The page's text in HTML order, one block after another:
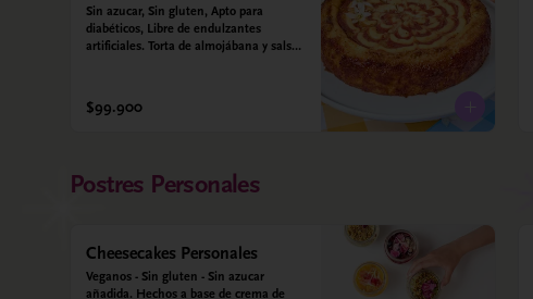
Sin azucar, Sin gluten, Apto para
diabéticos, Libre de endulzantes
artificiales. Torta de almojábana y salsa
queso campesino, alulosa, leche
deslactosada, leche de coco, vainilla.
$99.900
Postres Personales
Cheesecakes Personales
Veganos - Sin gluten - Sin azucar
añadida. Hechos a base de crema de